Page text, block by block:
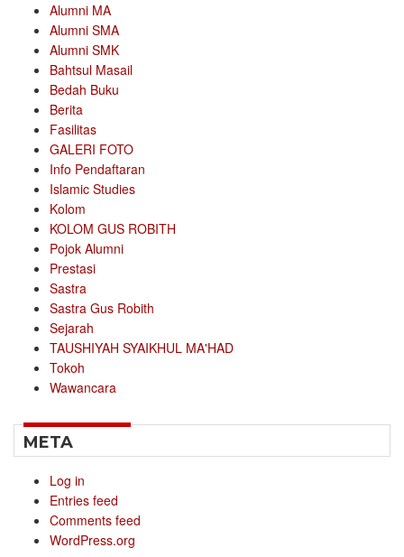
Alumni MA
Alumni SMA
Alumni SMK
Bahtsul Masail
Bedah Buku
Berita
Fasilitas
GALERI FOTO
Info Pendaftaran
Islamic Studies
Kolom
KOLOM GUS ROBITH
Pojok Alumni
Prestasi
Sastra
Sastra Gus Robith
Sejarah
TAUSHIYAH SYAIKHUL MA'HAD
Tokoh
Wawancara
META
Log in
Entries feed
Comments feed
WordPress.org